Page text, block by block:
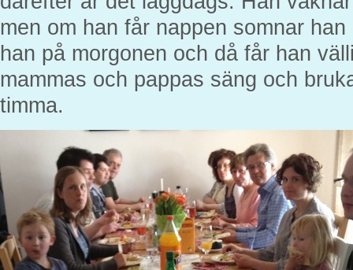
men om han får nappen somnar
han på morgonen och då får han
mammas och pappas säng och
timma.